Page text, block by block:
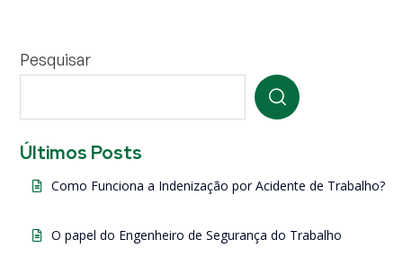
Pesquisar
Últimos Posts
Como Funciona a Indenização por Acidente de Trabalho?
O papel do Engenheiro de Segurança do Trabalho